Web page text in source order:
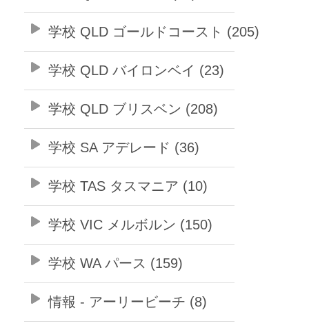
学校 QLD ゴールドコースト (205)
学校 QLD バイロンベイ (23)
学校 QLD ブリスベン (208)
学校 SA アデレード (36)
学校 TAS タスマニア (10)
学校 VIC メルボルン (150)
学校 WA パース (159)
情報 - アーリービーチ (8)